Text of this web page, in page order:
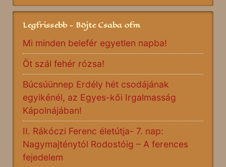
Legfrissebb - Böjte Csaba ofm
Mi minden belefér egyetlen napba!
Öt szál fehér rózsa!
Búcsúünnep Erdély hét csodájának
egyikénél, az Egyes-kői Irgalmasság
Kápolnájában!
II. Rákóczi Ferenc életútja- 7. nap:
Nagymajténytól Rodostóig – A ferences
fejedelem